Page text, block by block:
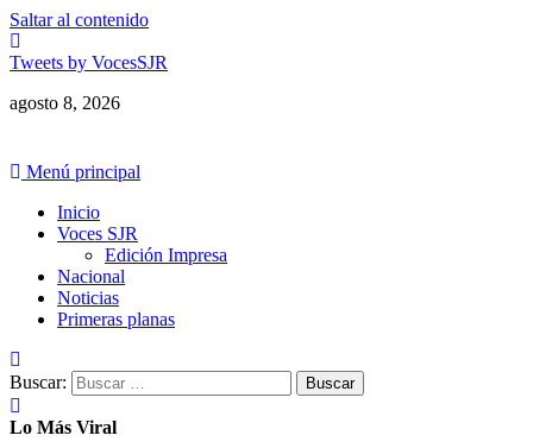
Saltar al contenido
Tweets by VocesSJR
agosto 8, 2026
Menú principal
Inicio
Voces SJR
Edición Impresa
Nacional
Noticias
Primeras planas
Buscar:
Lo Más Viral